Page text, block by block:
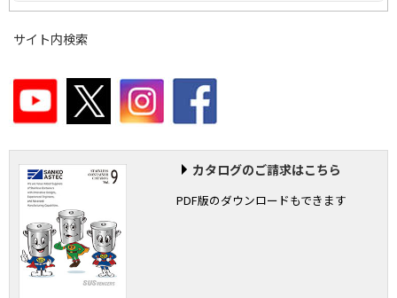
サイト内検索
カタログのご請求はこちら
PDF版のダウンロードもできます